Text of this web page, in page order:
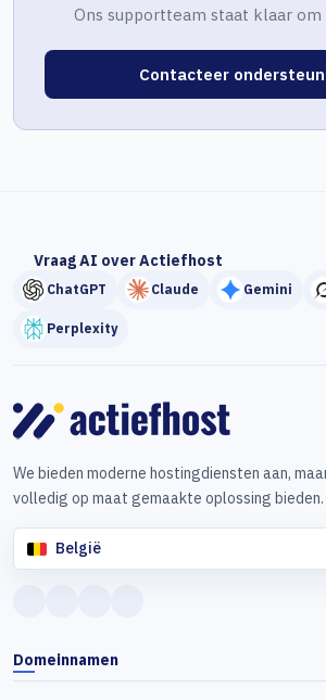
Ons supportteam staat klaar
Contacteer
Vraag AI over Actiefhost
ChatGPT Claude Gemini
Perplexity
We bieden moderne hostingdiensten aan,
volledig op maat gemaakte oplossing bieden.
België
Domeinnamen